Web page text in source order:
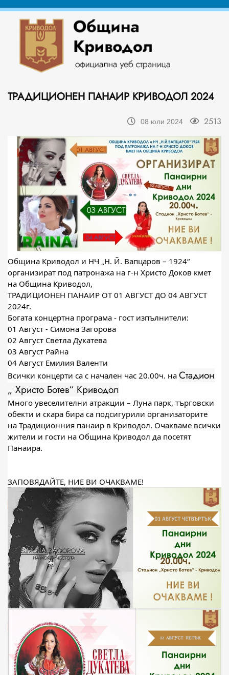
ТРАДИЦИОНЕН ПАНАИР КРИВОДОЛ 2024
08 юли 2024 2513
Община Криводол и НЧ „Н. Й. Вапцаров – 1924“
организират под патронажа на г-н Христо Доков кмет
на Община Криводол,
ТРАДИЦИОНЕН ПАНАИР ОТ 01 АВГУСТ ДО 04 АВГУСТ
2024г.
Богата концертна програма - гост изпълнители:
01 Август - Симона Загорова
02 Август Светла Дукатева
03 Август Райна
04 Август Емилия Валенти
Всички концерти са с начален час 20.00ч. на Стадион
„ Христо Ботев“ Криводол
Много увеселителни атракции – Луна парк, търговски
обекти и скара бира са подсигурили организаторите
на Традиционния панаир в Криводол. Очакваме всички
жители и гости на Община Криводол да посетят
Панаира.
ЗАПОВЯДАЙТЕ, НИЕ ВИ ОЧАКВАМЕ!